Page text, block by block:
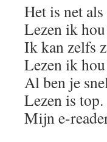
Het is net
Lezen ik
Ik kan zelfs
Lezen ik
Al ben je
Lezen is top.
Mijn e-